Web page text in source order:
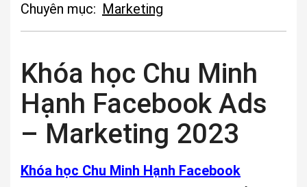
Chuyên mục: Marketing
Khóa học Chu Minh
Hạnh Facebook Ads
– Marketing 2023
Khóa học Chu Minh Hạnh Facebook